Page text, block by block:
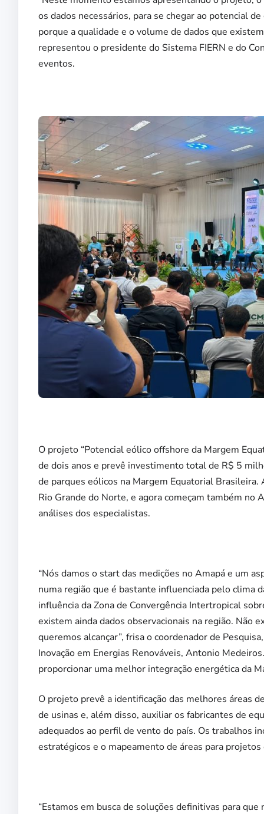
os dados necessários, para se chegar ao potencial
porque a qualidade e o volume de dados que
representou o presidente do Sistema FIERN e do
eventos.
O projeto “Potencial eólico offshore da Margem
de dois anos e prevê investimento total de R$ 5
de parques eólicos na Margem Equatorial
Rio Grande do Norte, e agora começam também no
análises dos especialistas.
“Nós damos o start das medições no Amapá e um
numa região que é bastante influenciada pelo clima
influência da Zona de Convergência Intertropical
existem ainda dados observacionais na região. Não
queremos alcançar”, frisa o coordenador de
Inovação em Energias Renováveis, Antonio
proporcionar uma melhor integração energética da
O projeto prevê a identificação das melhores áreas
de usinas e, além disso, auxiliar os fabricantes de
adequados ao perfil de vento do país. Os trabalhos
estratégicos e o mapeamento de áreas para
“Estamos em busca de soluções definitivas para